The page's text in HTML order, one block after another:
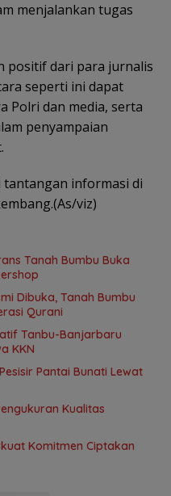
menjalankan tugas
positif dari para jurnalis
seperti ini dapat
Polri dan media, serta
penyampaian
tantangan informasi di
viz)
Tanah Bumbu Buka
Dibuka, Tanah Bumbu
Qurani
Tanbu-Banjarbaru
KKN
Pantai Bunati Lewat
Kualitas
Komitmen Ciptakan